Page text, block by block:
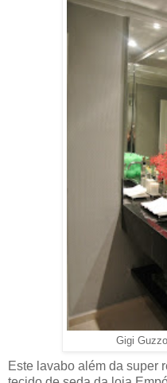
Gigi
Este lavabo além da super